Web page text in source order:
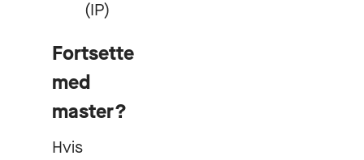
(IP)
Fortsette
med
master?
Hvis